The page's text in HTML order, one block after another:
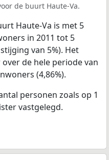
de buurt Haute-Va.
Haute-Va is met 5
in 2011 tot 5
van 5%). Het
de hele periode van
(4,86%).
personen zoals op 1
vastgelegd.